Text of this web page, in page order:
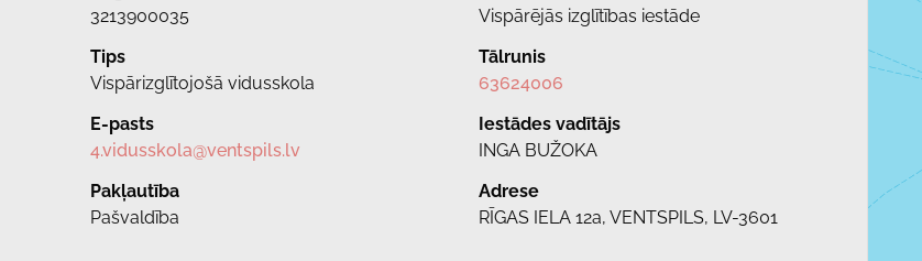
3213900035
Vispārējās izglītības iestāde
Tips
Vispārizglītojošā vidusskola
Tālrunis
63624006
E-pasts
4.vidusskola@ventspils.lv
Iestādes vadītājs
INGA BUŽOKA
Pakļautība
Pašvaldība
Adrese
RĪGAS IELA 12a, VENTSPILS, LV-3601